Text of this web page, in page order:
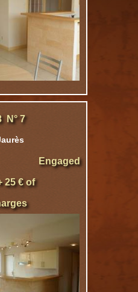
N° 7
Engaged
25 € of